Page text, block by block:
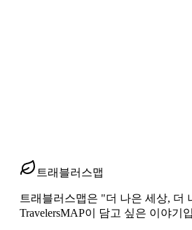
남미 27일 완주 후기
트래블러스맵
트래블러스맵은 "더 나은 세상, 더
TravelersMAP이 담고 싶은 이야기